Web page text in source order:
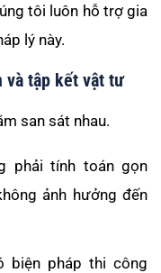
tôi luôn hỗ trợ gia
lý này.
và tập kết vật tư
san sát nhau.
phải tính toán gọn
ảnh hưởng đến
biện pháp thi công